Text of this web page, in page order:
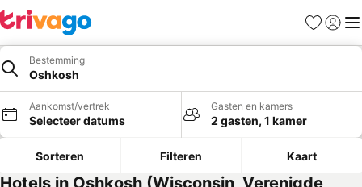
Favorieten
Bestemming
Oshkosh
Aankomst/vertrek
Selecteer datums
Gasten en kamers
2 gasten, 1 kamer
Sorteren Filteren Kaart
Hotels in Oshkosh (Wisconsin, Verenigde